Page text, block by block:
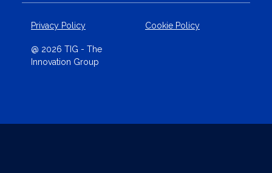
Privacy Policy Cookie Policy
@ 2026 TIG - The
Innovation Group